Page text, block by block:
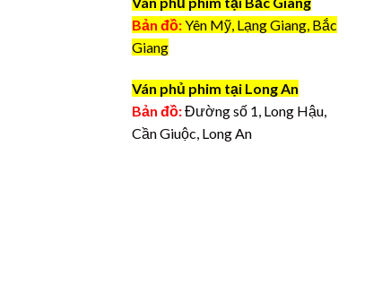
Bản đồ:Yên Mỹ, Lạng Giang, Bắc
Giang
Ván phủ phim tại Long An
Bản đồ:Đường số 1, Long Hậu,
Cần Giuộc, Long An